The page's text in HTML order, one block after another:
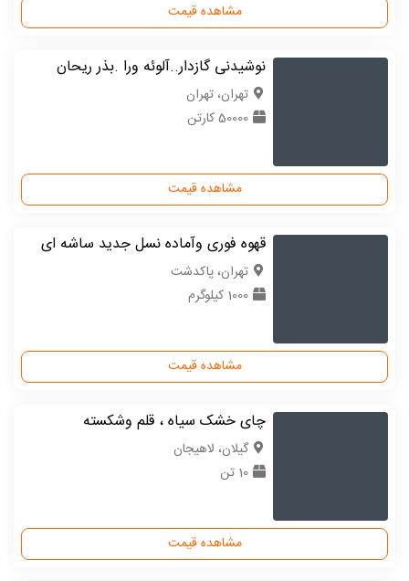
مشاهده قیمت
نوشیدنی گازدار..آلوئه ورا .بذر ریحان
تهران، تهران
50000 کارتن
مشاهده قیمت
قهوه فوری وآماده نسل جدید ساشه ای
تهران، پاکدشت
1000 کیلوگرم
مشاهده قیمت
چای خشک سیاه ، قلم وشکسته
گیلان، لاهیجان
10 تن
مشاهده قیمت